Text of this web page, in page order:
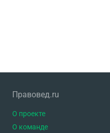
Правовед.ru
О проекте
О команде